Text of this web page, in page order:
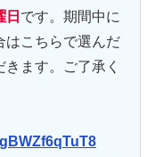
日 です。期間中に
はこちらで選んだ
ます。ご了承く